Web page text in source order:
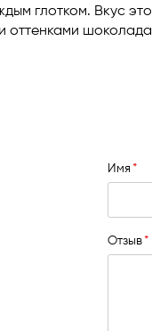
глотком. Вкус
оттенками
Имя
Отзыв